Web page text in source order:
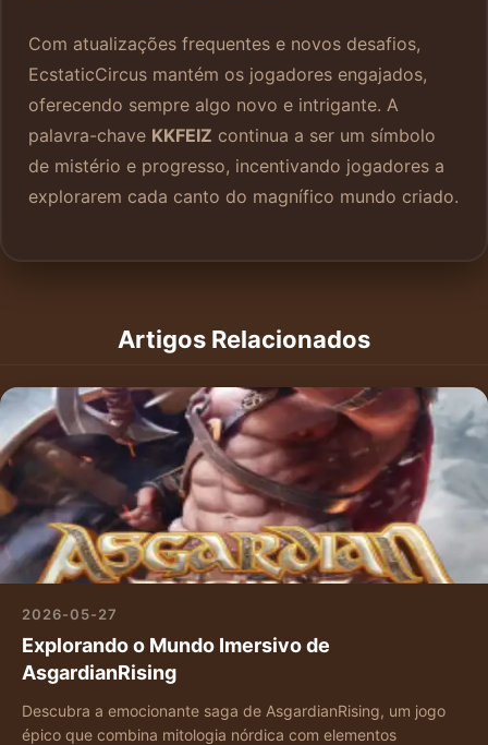
Com atualizações frequentes e novos desafios,
EcstaticCircus mantém os jogadores engajados,
oferecendo sempre algo novo e intrigante. A
palavra-chave KKFEIZ continua a ser um símbolo
de mistério e progresso, incentivando jogadores a
explorarem cada canto do magnífico mundo criado.
Artigos Relacionados
2026-05-27
Explorando o Mundo Imersivo de
AsgardianRising
Descubra a emocionante saga de AsgardianRising, um jogo
épico que combina mitologia nórdica com elementos